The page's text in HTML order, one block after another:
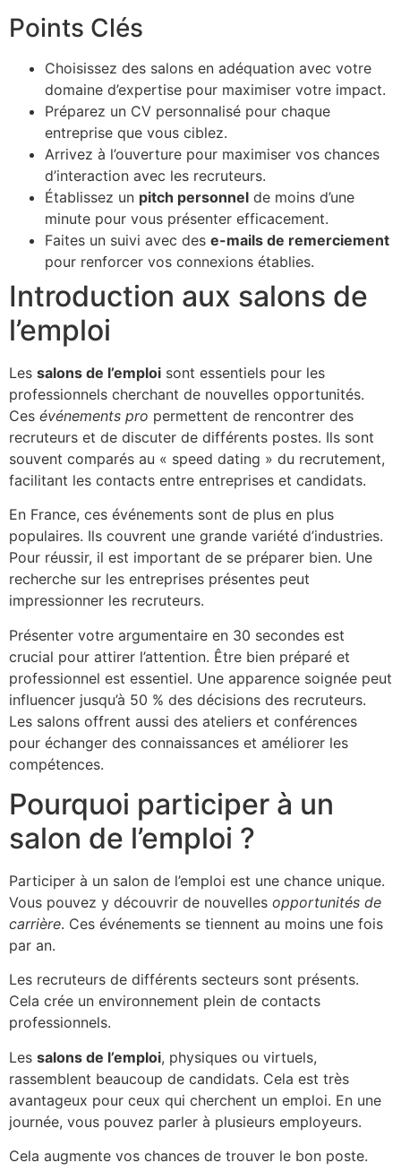
Points Clés
Choisissez des salons en adéquation avec votre
domaine d’expertise pour maximiser votre impact.
Préparez un CV personnalisé pour chaque
entreprise que vous ciblez.
Arrivez à l’ouverture pour maximiser vos chances
d’interaction avec les recruteurs.
Établissez un pitch personnel de moins d’une
minute pour vous présenter efficacement.
Faites un suivi avec des e-mails de remerciement
pour renforcer vos connexions établies.
Introduction aux salons de
l’emploi
Les salons de l’emploi sont essentiels pour les
professionnels cherchant de nouvelles opportunités.
Ces événements pro permettent de rencontrer des
recruteurs et de discuter de différents postes. Ils sont
souvent comparés au « speed dating » du recrutement,
facilitant les contacts entre entreprises et candidats.
En France, ces événements sont de plus en plus
populaires. Ils couvrent une grande variété d’industries.
Pour réussir, il est important de se préparer bien. Une
recherche sur les entreprises présentes peut
impressionner les recruteurs.
Présenter votre argumentaire en 30 secondes est
crucial pour attirer l’attention. Être bien préparé et
professionnel est essentiel. Une apparence soignée peut
influencer jusqu’à 50 % des décisions des recruteurs.
Les salons offrent aussi des ateliers et conférences
pour échanger des connaissances et améliorer les
compétences.
Pourquoi participer à un
salon de l’emploi ?
Participer à un salon de l’emploi est une chance unique.
Vous pouvez y découvrir de nouvelles opportunités de
carrière. Ces événements se tiennent au moins une fois
par an.
Les recruteurs de différents secteurs sont présents.
Cela crée un environnement plein de contacts
professionnels.
Les salons de l’emploi, physiques ou virtuels,
rassemblent beaucoup de candidats. Cela est très
avantageux pour ceux qui cherchent un emploi. En une
journée, vous pouvez parler à plusieurs employeurs.
Cela augmente vos chances de trouver le bon poste.